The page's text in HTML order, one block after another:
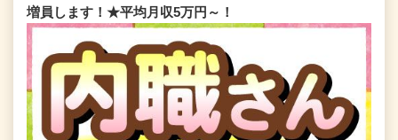
増員します！★平均月収5万円～！